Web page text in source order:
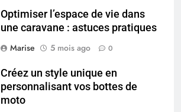
Optimiser l’espace de vie dans
une caravane : astuces pratiques
Marise
5 mois ago 0
Créez un style unique en
personnalisant vos bottes de
moto
Voyance à La Rochelle : où
sérieux à un tarif juste ?
BIEN ÊTRE